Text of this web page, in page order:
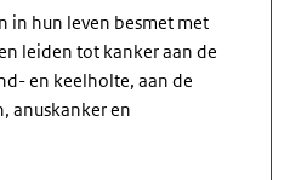
in hun leven besmet met
leiden tot kanker aan de
en keelholte, aan de
anuskanker en